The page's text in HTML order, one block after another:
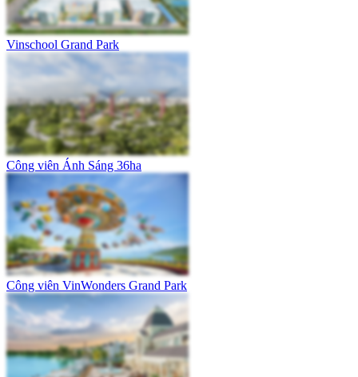
Vinschool Grand Park
Công viên Ánh Sáng 36ha
Công viên VinWonders Grand Park